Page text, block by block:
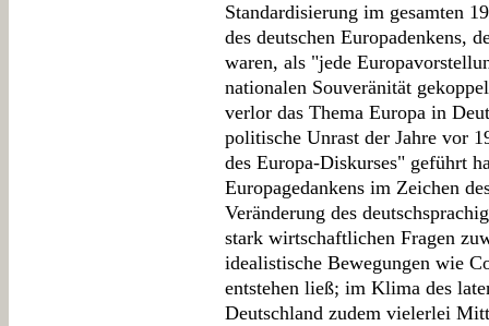
Standardisierung im gesamten
des deutschen Europadenkens,
waren, als "jede
nationalen Souveränität
verlor das Thema Europa in
politische Unrast der Jahre vor
des Europa-Diskurses" geführt
Europagedankens im Zeichen
Veränderung des
stark wirtschaftlichen Fragen
idealistische Bewegungen wie
entstehen ließ; im Klima des
Deutschland zudem vielerlei